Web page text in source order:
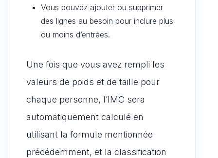
Vous pouvez ajouter ou supprimer
des lignes au besoin pour inclure plus
ou moins d’entrées.
Une fois que vous avez rempli les
valeurs de poids et de taille pour
chaque personne, l’IMC sera
automatiquement calculé en
utilisant la formule mentionnée
précédemment, et la classification